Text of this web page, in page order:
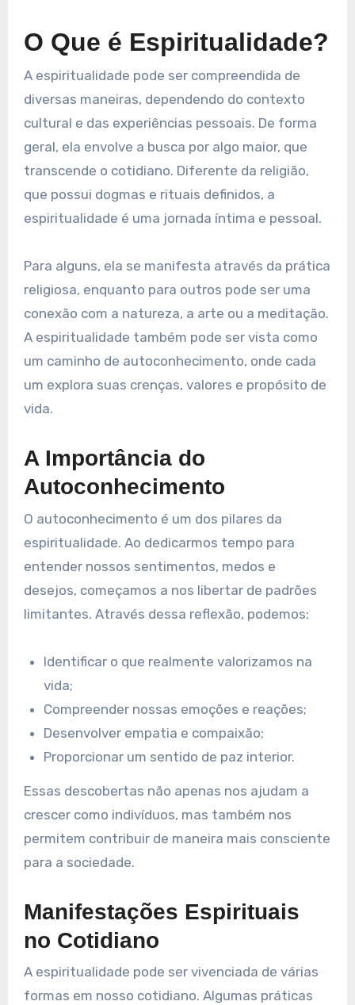
O Que é Espiritualidade?
A espiritualidade pode ser compreendida de
diversas maneiras, dependendo do contexto
cultural e das experiências pessoais. De forma
geral, ela envolve a busca por algo maior, que
transcende o cotidiano. Diferente da religião,
que possui dogmas e rituais definidos, a
espiritualidade é uma jornada íntima e pessoal.
Para alguns, ela se manifesta através da prática
religiosa, enquanto para outros pode ser uma
conexão com a natureza, a arte ou a meditação.
A espiritualidade também pode ser vista como
um caminho de autoconhecimento, onde cada
um explora suas crenças, valores e propósito de
vida.
A Importância do
Autoconhecimento
O autoconhecimento é um dos pilares da
espiritualidade. Ao dedicarmos tempo para
entender nossos sentimentos, medos e
desejos, começamos a nos libertar de padrões
limitantes. Através dessa reflexão, podemos:
Identificar o que realmente valorizamos na
vida;
Compreender nossas emoções e reações;
Desenvolver empatia e compaixão;
Proporcionar um sentido de paz interior.
Essas descobertas não apenas nos ajudam a
crescer como indivíduos, mas também nos
permitem contribuir de maneira mais consciente
para a sociedade.
Manifestações Espirituais
no Cotidiano
A espiritualidade pode ser vivenciada de várias
formas em nosso cotidiano. Algumas práticas